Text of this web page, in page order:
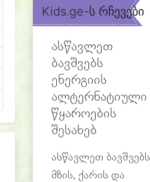
Kids.ge-ს რჩევები
ასწავლეთ
ბავშვებს
ენერგიის
ალტერნატიული
წყაროების
შესახებ
ასწავლეთ ბავშვებს
მზის, ქარის და